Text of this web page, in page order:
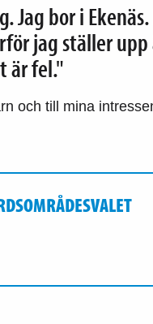
Jag bor i
jag ställer
är fel."
och till mina